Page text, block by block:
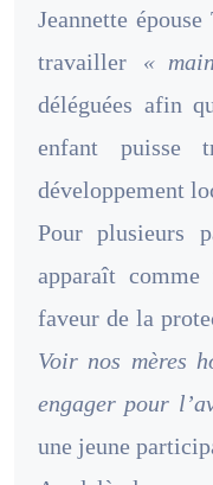
Jeannette
travailler
«
déléguées afin
enfant puisse
développement
Pour plusieurs
apparaît comme
faveur de la
Voir nos mères
engager pour
une jeune